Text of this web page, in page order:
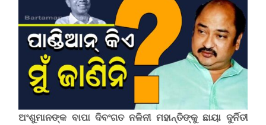
ଅଂଶୁମାନଙ୍କ ବାପା ଦିବଂଗତ ନଳିନୀ ମହାନ୍ତିଙ୍କୁ ଛାୟା ଦୁର୍ନିତୀ